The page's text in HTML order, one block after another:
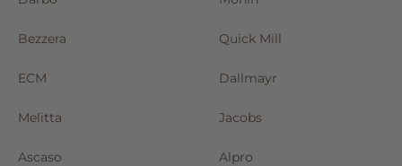
Bezzera Quick Mill
ECM Dallmayr
Melitta Jacobs
Ascaso Alpro